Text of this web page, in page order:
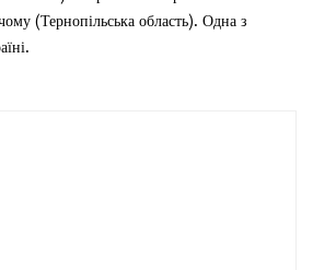
(Тернопільська область). Одна з